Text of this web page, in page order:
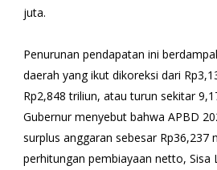
juta.
Penurunan pendapatan ini
daerah yang ikut dikoreksi dari
Rp2,848 triliun, atau turun sekitar
Gubernur menyebut bahwa APBD
surplus anggaran sebesar Rp36,237
perhitungan pembiayaan netto, Sisa